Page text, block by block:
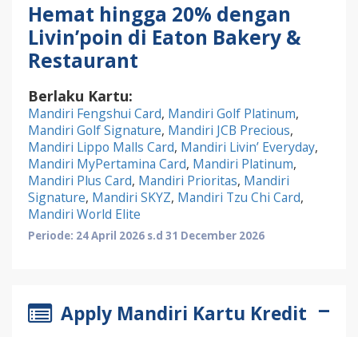
Hemat hingga 20% dengan
Livin’poin di Eaton Bakery &
Restaurant
Berlaku Kartu:
Mandiri Fengshui Card, Mandiri Golf Platinum,
Mandiri Golf Signature, Mandiri JCB Precious,
Mandiri Lippo Malls Card, Mandiri Livin’ Everyday,
Mandiri MyPertamina Card, Mandiri Platinum,
Mandiri Plus Card, Mandiri Prioritas, Mandiri
Signature, Mandiri SKYZ, Mandiri Tzu Chi Card,
Mandiri World Elite
Periode: 24 April 2026 s.d 31 December 2026
Apply Mandiri Kartu Kredit